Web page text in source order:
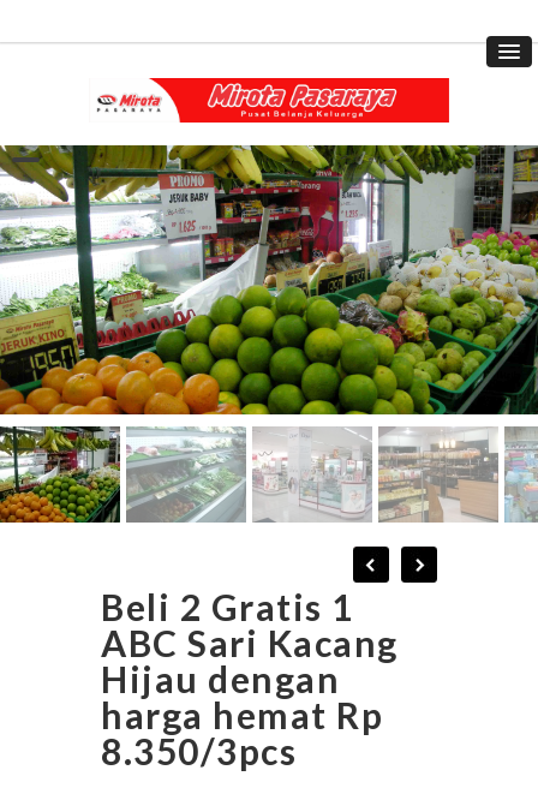
Beli 2 Gratis 1
ABC Sari Kacang
Hijau dengan
harga hemat Rp
8.350/3pcs